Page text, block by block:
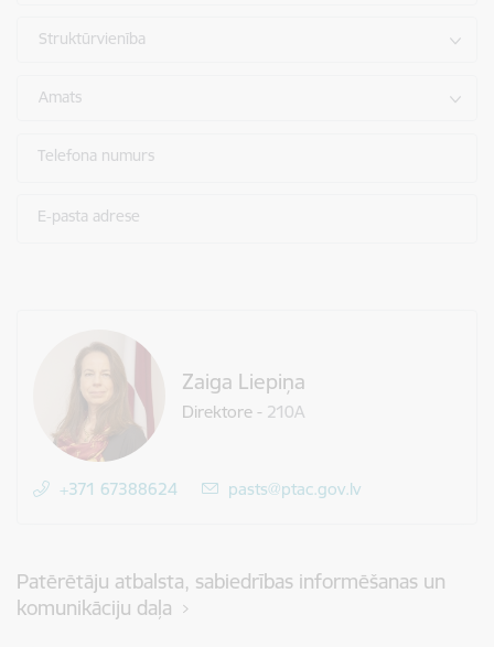
Struktūrvienība
Amats
Telefona numurs
E-pasta adrese
Zaiga Liepiņa
Direktore - 210A
+371 67388624 E-pasts:
pasts@ptac.gov.lv
Patērētāju atbalsta, sabiedrības informēšanas un
komunikāciju daļa